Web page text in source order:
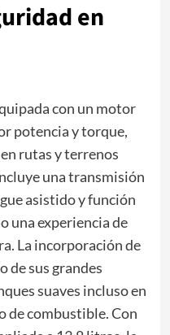
en
con un motor
potencia y torque,
rutas y terrenos
una transmisión
asistido y función
una experiencia de
La incorporación de
de sus grandes
suaves incluso en
de combustible. Con